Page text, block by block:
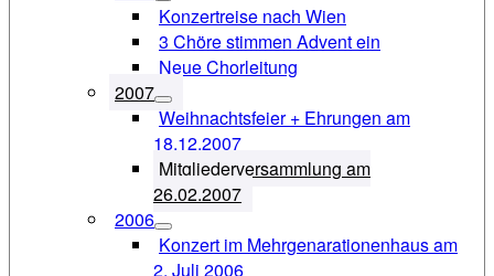
Konzertreise nach Wien
3 Chöre stimmen Advent ein
Neue Chorleitung
2007
Weihnachtsfeier + Ehrungen am
18.12.2007
Mitgliederversammlung am
26.02.2007
2006
Konzert im Mehrgenarationenhaus am
2. Juli 2006